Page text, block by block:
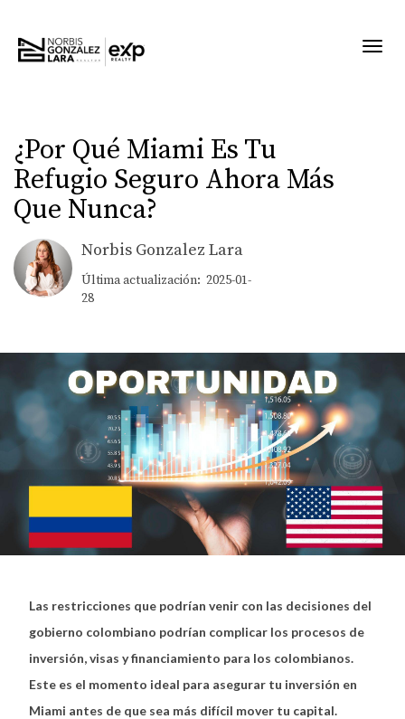
¿Por Qué Miami Es Tu
Refugio Seguro Ahora Más
Que Nunca?
Norbis Gonzalez Lara
Última actualización: 2025-01-
28
Las restricciones que podrían venir con las decisiones del
gobierno colombiano podrían complicar los procesos de
inversión, visas y financiamiento para los colombianos.
Este es el momento ideal para asegurar tu inversión en
Miami antes de que sea más difícil mover tu capital.